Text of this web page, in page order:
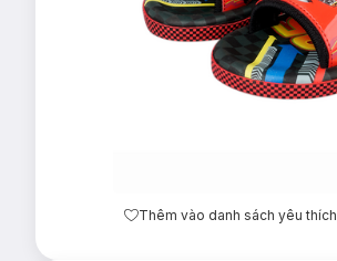
Thêm vào danh sách yêu thích